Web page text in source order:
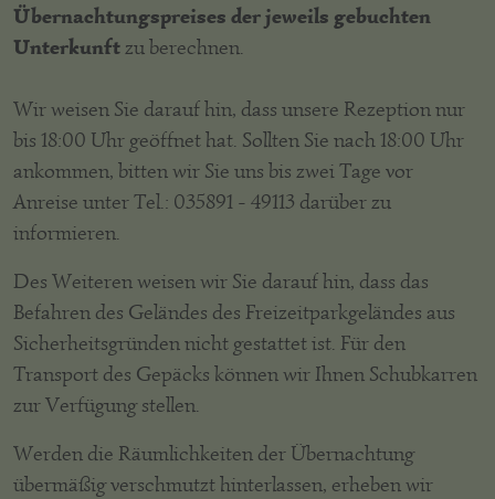
Übernachtungspreises der jeweils gebuchten
Unterkunftzu berechnen.
Wir weisen Sie darauf hin, dass unsere Rezeption nur
bis 18:00 Uhr geöffnet hat. Sollten Sie nach 18:00 Uhr
ankommen, bitten wir Sie uns bis zwei Tage vor
Anreise unter Tel.: 035891 - 49113 darüber zu
informieren.
Des Weiteren weisen wir Sie darauf hin, dass das
Befahren des Geländes des Freizeitparkgeländes aus
Sicherheitsgründen nicht gestattet ist. Für den
Transport des Gepäcks können wir Ihnen Schubkarren
zur Verfügung stellen.
Werden die Räumlichkeiten der Übernachtung
übermäßig verschmutzt hinterlassen, erheben wir